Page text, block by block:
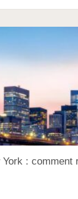
York : comment